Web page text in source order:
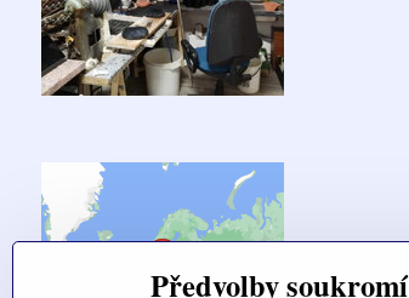
Předvolby soukromí